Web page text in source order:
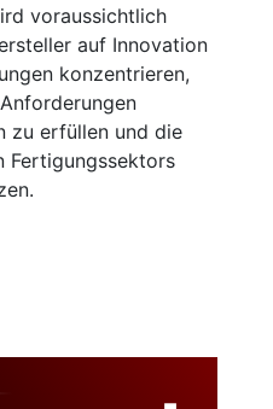
voraussichtlich
auf Innovation
konzentrieren,
zu erfüllen und die
Fertigungssektors